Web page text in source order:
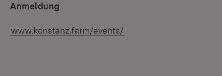
Anmeldung
www.konstanz.farm/events/